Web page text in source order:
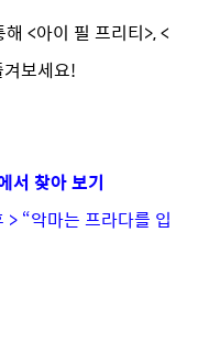
<아이 필 프리티>, <
보세요!
서 찾아 보기
> “악마는 프라다를 입